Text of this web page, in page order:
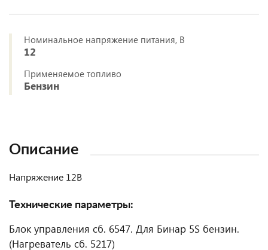
Номинальное напряжение питания, В
12
Применяемое топливо
Бензин
Описание
Напряжение 12В
Технические параметры:
Блок управления сб. 6547. Для Бинар 5S бензин.
(Нагреватель сб. 5217)